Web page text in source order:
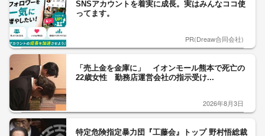
SNSアカウントを着実に成長。実はみんなココ使
ってます。
PR(Dreaw合同会社)
「売上金を金庫に」 イオンモール熊本で死亡の
22歳女性 勤務店運営会社の指示受け...
2026年8月3日
特定危険指定暴力団『工藤会』トップ 野村悟総裁